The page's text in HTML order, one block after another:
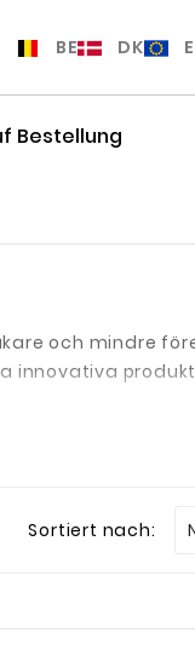
BE DK
Bestellung
och mindre
innovativa
eller
enkel hantering.
Sortiert nach: